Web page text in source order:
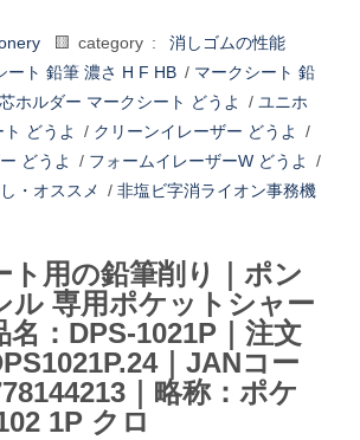
🟨 category :
消しゴムの性能
ート 鉛筆 濃さ H F HB / マークシート 鉛
芯ホルダー マークシート どうよ / ユニホ
どうよ
/ クリーンイレーザー どうよ
/
どうよ
/ フォームイレーザーW どうよ
/
・オススメ / 非塩ビ字消ライオン事務機
ト用の鉛筆削り｜ポン
ル 専用ポケットシャー
名：DPS-1021P｜注文
｜JANコー
｜略称：ポケ
1P クロ